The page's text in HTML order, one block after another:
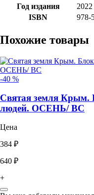
Год издания
2022
ISBN
978-
Похожие товары
-40 %
Святая земля Крым.
людей. ОСЕНЬ/ ВС
Цена
384 ₽
640 ₽
+